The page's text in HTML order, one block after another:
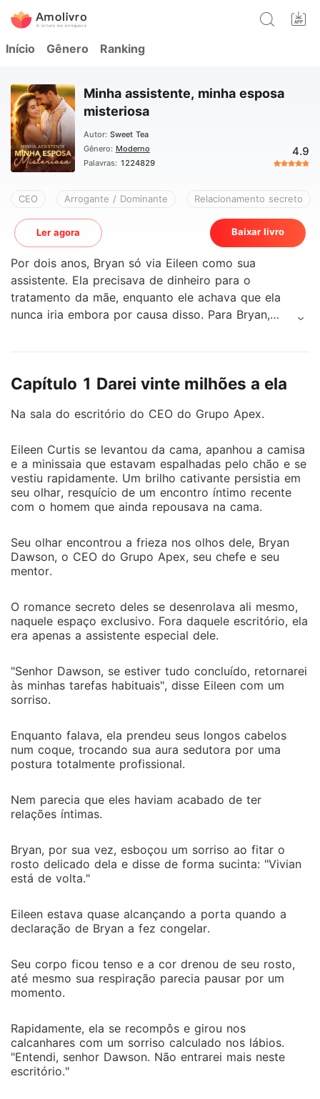
Início Gênero Ranking
Minha assistente, minha esposa
misteriosa
Autor: Sweet Tea
Gênero: Moderno
Palavras: 1224829
4.9
CEO Arrogante / Dominante Relacionamento secreto
Ler agora Baixar livro
Por dois anos, Bryan só via Eileen como sua
assistente. Ela precisava de dinheiro para o
tratamento da mãe, enquanto ele achava que ela
nunca iria embora por causa disso. Para Bryan,
sempre dorme comigo? Que desprezível!" No
percebeu que ela era a esposa misteriosa com quem
reconquistá-la, Bryan dedicou muito carinho a ela.
Quando outros zombavam da origem dela, ele deu a
ela toda a sua riqueza, feliz por ser o marido que a
apoiava. Agora como uma CEO renomada, Eileen
turbilhão...
Capítulo 1 Darei vinte milhões a ela
Na sala do escritório do CEO do Grupo Apex.
Eileen Curtis se levantou da cama, apanhou a camisa
e a minissaia que estavam espalhadas pelo chão e se
vestiu rapidamente. Um brilho cativante persistia em
seu olhar, resquício de um encontro íntimo recente
com o homem que ainda repousava na cama.
Seu olhar encontrou a frieza nos olhos dele, Bryan
Dawson, o CEO do Grupo Apex, seu chefe e seu
mentor.
O romance secreto deles se desenrolava ali mesmo,
naquele espaço exclusivo. Fora daquele escritório, ela
era apenas a assistente especial dele.
"Senhor Dawson, se estiver tudo concluído, retornarei
às minhas tarefas habituais", disse Eileen com um
sorriso.
Enquanto falava, ela prendeu seus longos cabelos
num coque, trocando sua aura sedutora por uma
postura totalmente profissional.
Nem parecia que eles haviam acabado de ter
relações íntimas.
Bryan, por sua vez, esboçou um sorriso ao fitar o
rosto delicado dela e disse de forma sucinta: "Vivian
está de volta."
Eileen estava quase alcançando a porta quando a
declaração de Bryan a fez congelar.
Seu corpo ficou tenso e a cor drenou de seu rosto,
até mesmo sua respiração parecia pausar por um
momento.
Rapidamente, ela se recompôs e girou nos
calcanhares com um sorriso calculado nos lábios.
"Entendi, senhor Dawson. Não entrarei mais neste
escritório."